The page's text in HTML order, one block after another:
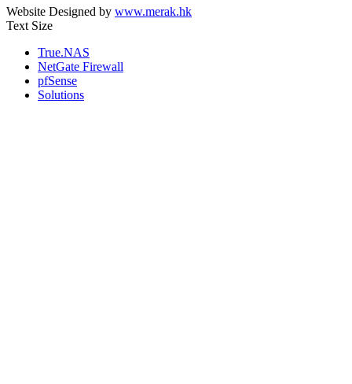
Website Designed by www.merak.hk
Text Size
True.NAS
NetGate Firewall
pfSense
Solutions